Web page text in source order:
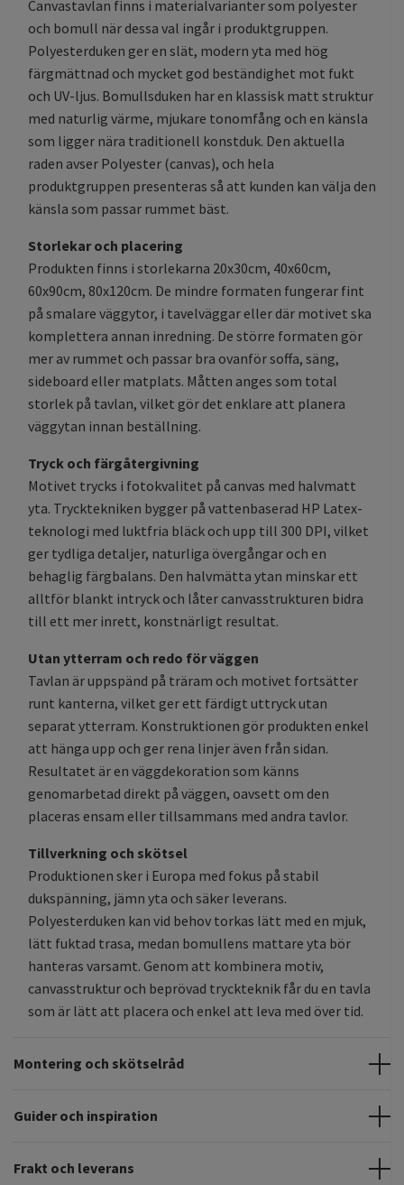
Canvastavlan finns i materialvarianter som polyester
och bomull när dessa val ingår i produktgruppen.
Polyesterduken ger en slät, modern yta med hög
färgmättnad och mycket god beständighet mot fukt
och UV-ljus. Bomullsduken har en klassisk matt struktur
med naturlig värme, mjukare tonomfång och en känsla
som ligger nära traditionell konstduk. Den aktuella
raden avser Polyester (canvas), och hela
produktgruppen presenteras så att kunden kan välja den
känsla som passar rummet bäst.
Storlekar och placering
Produkten finns i storlekarna 20x30cm, 40x60cm,
60x90cm, 80x120cm. De mindre formaten fungerar fint
på smalare väggytor, i tavelväggar eller där motivet ska
komplettera annan inredning. De större formaten gör
mer av rummet och passar bra ovanför soffa, säng,
sideboard eller matplats. Måtten anges som total
storlek på tavlan, vilket gör det enklare att planera
väggytan innan beställning.
Tryck och färgåtergivning
Motivet trycks i fotokvalitet på canvas med halvmatt
yta. Trycktekniken bygger på vattenbaserad HP Latex-
teknologi med luktfria bläck och upp till 300 DPI, vilket
ger tydliga detaljer, naturliga övergångar och en
behaglig färgbalans. Den halvmätta ytan minskar ett
alltför blankt intryck och låter canvasstrukturen bidra
till ett mer inrett, konstnärligt resultat.
Utan ytterram och redo för väggen
Tavlan är uppspänd på träram och motivet fortsätter
runt kanterna, vilket ger ett färdigt uttryck utan
separat ytterram. Konstruktionen gör produkten enkel
att hänga upp och ger rena linjer även från sidan.
Resultatet är en väggdekoration som känns
genomarbetad direkt på väggen, oavsett om den
placeras ensam eller tillsammans med andra tavlor.
Tillverkning och skötsel
Produktionen sker i Europa med fokus på stabil
dukspänning, jämn yta och säker leverans.
Polyesterduken kan vid behov torkas lätt med en mjuk,
lätt fuktad trasa, medan bomullens mattare yta bör
hanteras varsamt. Genom att kombinera motiv,
canvasstruktur och beprövad tryckteknik får du en tavla
som är lätt att placera och enkel att leva med över tid.
Montering och skötselråd
Guider och inspiration
Frakt och leverans